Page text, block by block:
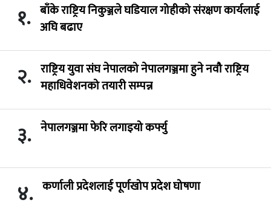
१. बाँके राष्ट्रिय निकुञ्जले घडियाल गोहीको संरक्षण कार्यलाई
अघि बढाए
२. राष्ट्रिय युवा संघ नेपालको नेपालगञ्जमा हुने नवौ राष्ट्रिय
महाधिवेशनको तयारी सम्पन्न
३. नेपालगञ्जमा फेरि लगाइयो कर्फ्यु
४. कर्णाली प्रदेशलाई पूर्णखोप प्रदेश घोषणा